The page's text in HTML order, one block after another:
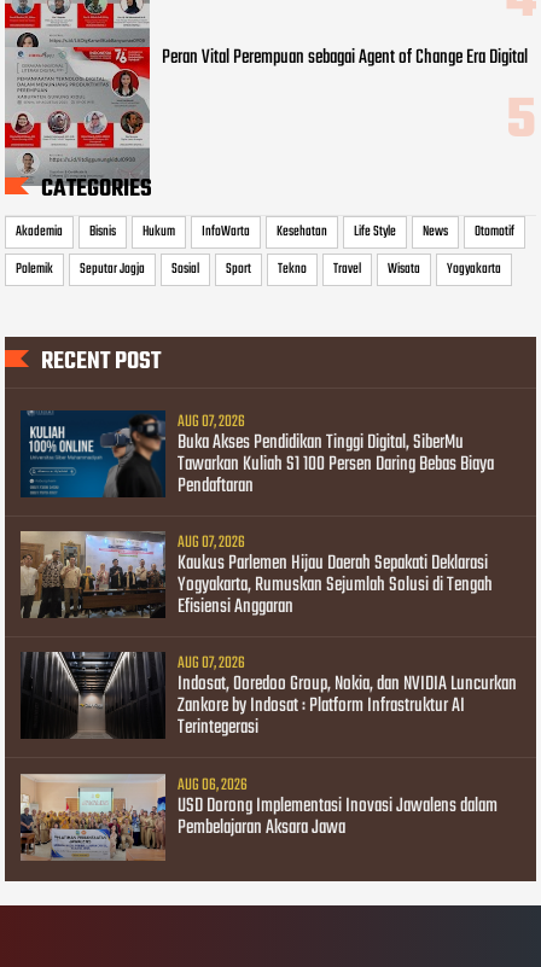
Peran Vital Perempuan sebagai Agent of Change Era Digital
CATEGORIES
Akademia Bisnis Hukum InfoWarta Kesehatan Life Style News
Otomotif
Polemik
Seputar Jogja Sosial Sport Tekno Travel Wisata Yogyakarta
RECENT POST
AUG 07, 2026
Buka Akses Pendidikan Tinggi Digital, SiberMu
Tawarkan Kuliah S1 100 Persen Daring Bebas Biaya
Pendaftaran
AUG 07, 2026
Kaukus Parlemen Hijau Daerah Sepakati Deklarasi
Yogyakarta, Rumuskan Sejumlah Solusi di Tengah
Efisiensi Anggaran
AUG 07, 2026
Indosat, Ooredoo Group, Nokia, dan NVIDIA Luncurkan
Zankore by Indosat : Platform Infrastruktur AI
Terintegerasi
AUG 06, 2026
USD Dorong Implementasi Inovasi Jawalens dalam
Pembelajaran Aksara Jawa